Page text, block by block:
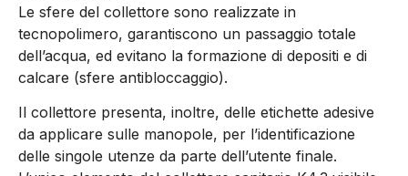
Le sfere del collettore sono realizzate in
tecnopolimero, garantiscono un passaggio totale
dell’acqua, ed evitano la formazione di depositi e di
calcare (sfere antibloccaggio).
Il collettore presenta, inoltre, delle etichette adesive
da applicare sulle manopole, per l’identificazione
delle singole utenze da parte dell’utente finale.